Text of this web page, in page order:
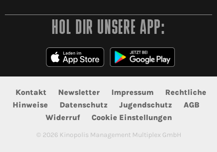
HOL DIR UNSERE APP:
Kontakt Newsletter Impressum
Rechtliche
Hinweise
Datenschutz Jugendschutz
AGB
Widerruf
Cookie Einstellungen
© 2026 Kinopolis Management Multiplex GmbH